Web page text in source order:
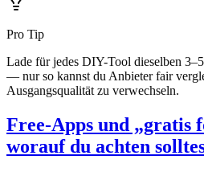
Pro Tip
Lade für jedes DIY-Tool dieselben
— nur so kannst du Anbieter fair
Ausgangsqualität zu verwechseln.
Free-Apps und „gratis
worauf du achten